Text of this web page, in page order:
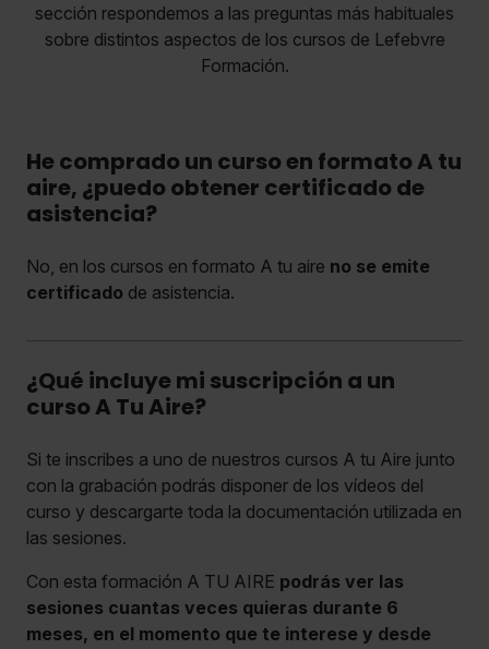
sección respondemos a las preguntas más habituales
sobre distintos aspectos de los cursos de Lefebvre
Formación.
He comprado un curso en formato A tu
aire, ¿puedo obtener certificado de
asistencia?
No, en los cursos en formato A tu aire no se emite
certificado de asistencia.
¿Qué incluye mi suscripción a un
curso A Tu Aire?
Si te inscribes a uno de nuestros cursos A tu Aire junto
con la grabación podrás disponer de los vídeos del
curso y descargarte toda la documentación utilizada en
las sesiones.
Con esta formación A TU AIRE podrás ver las
sesiones cuantas veces quieras durante 6
meses, en el momento que te interese y desde